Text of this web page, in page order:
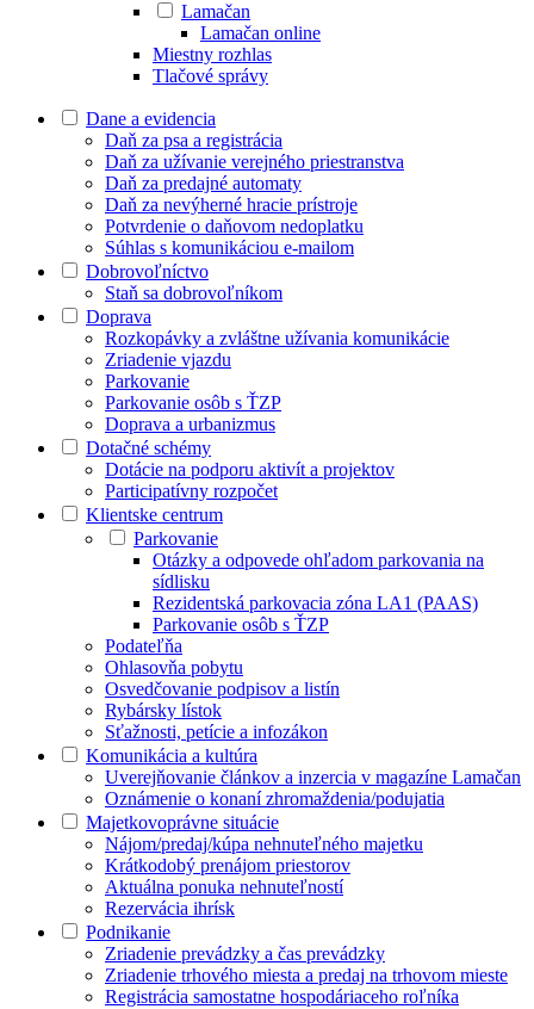
Lamačan
Lamačan online
Miestny rozhlas
Tlačové správy
Dane a evidencia
Daň za psa a registrácia
Daň za užívanie verejného priestranstva
Daň za predajné automaty
Daň za nevýherné hracie prístroje
Potvrdenie o daňovom nedoplatku
Súhlas s komunikáciou e-mailom
Dobrovoľníctvo
Staň sa dobrovoľníkom
Doprava
Rozkopávky a zvláštne užívania komunikácie
Zriadenie vjazdu
Parkovanie
Parkovanie osôb s ŤZP
Doprava a urbanizmus
Dotačné schémy
Dotácie na podporu aktivít a projektov
Participatívny rozpočet
Klientske centrum
Parkovanie
Otázky a odpovede ohľadom parkovania na
sídlisku
Rezidentská parkovacia zóna LA1 (PAAS)
Parkovanie osôb s ŤZP
Podateľňa
Ohlasovňa pobytu
Osvedčovanie podpisov a listín
Rybársky lístok
Sťažnosti, petície a infozákon
Komunikácia a kultúra
Uverejňovanie článkov a inzercia v magazíne Lamačan
Oznámenie o konaní zhromaždenia/podujatia
Majetkovoprávne situácie
Nájom/predaj/kúpa nehnuteľného majetku
Krátkodobý prenájom priestorov
Aktuálna ponuka nehnuteľností
Rezervácia ihrísk
Podnikanie
Zriadenie prevádzky a čas prevádzky
Zriadenie trhového miesta a predaj na trhovom mieste
Registrácia samostatne hospodáriaceho roľníka